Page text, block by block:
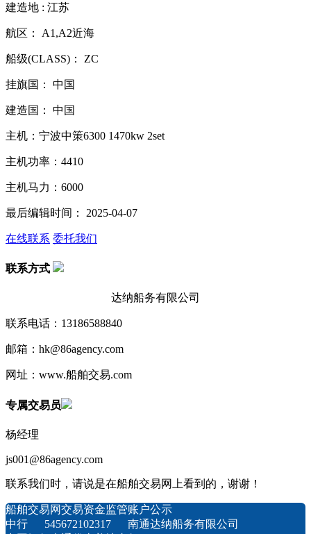
建造地 : 江苏
航区： A1,A2近海
船级(CLASS)： ZC
挂旗国： 中国
建造国： 中国
主机：宁波中策6300 1470kw 2set
主机功率：4410
主机马力：6000
最后编辑时间： 2025-04-07
在线联系 委托我们
联系方式
达纳船务有限公司
联系电话：13186588840
邮箱：hk@86agency.com
网址：www.船舶交易.com
专属交易员
杨经理
js001@86agency.com
联系我们时，请说是在船舶交易网上看到的，谢谢！
船舶交易网交易资金监管账户公示
中行 545672102317 南通达纳船务有限公司